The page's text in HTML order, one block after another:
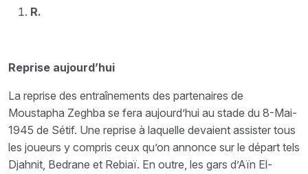
R.
Reprise aujourd’hui
La reprise des entraînements des partenaires de
Moustapha Zeghba se fera aujourd’hui au stade du 8-Mai-
1945 de Sétif. Une reprise à laquelle devaient assister tous
les joueurs y compris ceux qu’on annonce sur le départ tels
Djahnit, Bedrane et Rebiaï. En outre, les gars d’Aïn El-